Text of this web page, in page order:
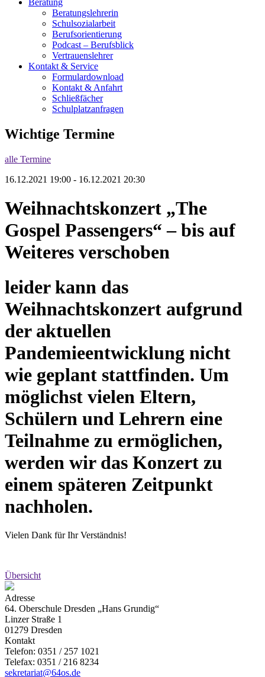
Beratung
Beratungslehrerin
Schulsozialarbeit
Berufsorientierung
Podcast – Berufsblick
Vertrauenslehrer
Kontakt & Service
Formulardownload
Kontakt & Anfahrt
Schließfächer
Schulplatzanfragen
Wichtige Termine
alle Termine
16.12.2021 19:00 - 16.12.2021 20:30
Weihnachtskonzert „The
Gospel Passengers“ – bis auf
Weiteres verschoben
leider kann das
Weihnachtskonzert aufgrund
der aktuellen
Pandemieentwicklung nicht
wie geplant stattfinden. Um
möglichst vielen Eltern,
Schülern und Lehrern eine
Teilnahme zu ermöglichen,
werden wir das Konzert zu
einem späteren Zeitpunkt
nachholen.
Vielen Dank für Ihr Verständnis!
Übersicht
Adresse
64. Oberschule Dresden „Hans Grundig“
Linzer Straße 1
01279 Dresden
Kontakt
Telefon: 0351 / 257 1021
Telefax: 0351 / 216 8234
sekretariat@64os.de